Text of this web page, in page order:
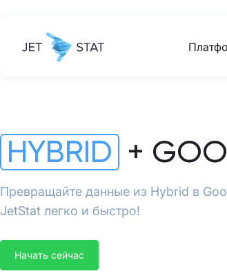
HYBRID +
Превращайте данные из Hybrid в
JetStat легко и быстро!
Начать сейчас